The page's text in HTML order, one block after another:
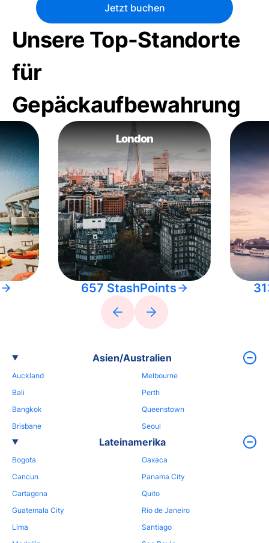
Jetzt buchen
Unsere Top-Standorte
für
Gepäckaufbewahrung
London
657 StashPoints
Asien/Australien
Auckland
Bali
Bangkok
Brisbane
Melbourne
Perth
Queenstown
Seoul
Lateinamerika
Bogota
Cancun
Cartagena
Guatemala City
Lima
Oaxaca
Panama City
Quito
Rio de Janeiro
Santiago